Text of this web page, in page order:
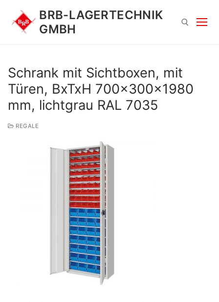
Inhalt
springen
BRB-LAGERTECHNIK
GMBH
Schrank mit Sichtboxen, mit
Türen, BxTxH 700x300x1980
mm, lichtgrau RAL 7035
REGALE